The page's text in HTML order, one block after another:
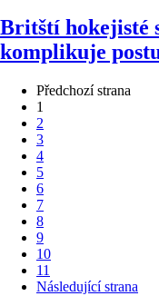
Britští hokejisté
komplikuje
Předchozí strana
1
2
3
4
5
6
7
8
9
10
11
Následující strana